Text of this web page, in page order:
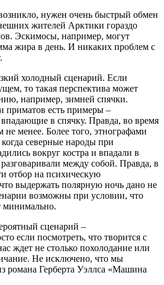
нужен очень быстрый обмен
жителей Арктики гораздо
Эскимосы, например, могут
жира в день. И никаких проблем с
холодный сценарий. Если
то такая перспектива может
например, зимней спячки.
приматов есть примеры –
в спячку. Правда, во время
не менее. Более того, этнографами
северные народы при
вокруг костра и впадали в
между собой. Правда, в
отбор на психическую
выдержать полярную ночь дано не
возможны при условии, что
минимально.
сценарий –
если посмотреть, что творится с
ждет не столько похолодание или
Не исключено, что мы
романа Герберта Уэллса «Машина